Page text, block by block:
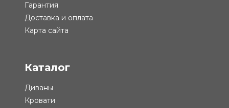
Гарантия
Доставка и оплата
Карта сайта
Каталог
Диваны
Кровати